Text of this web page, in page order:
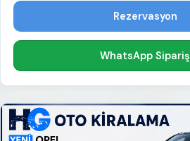
Rezervasyon
WhatsApp Sipariş